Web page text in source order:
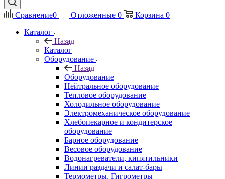
Сравнение0 Отложенные 0 Корзина 0
Каталог
Назад
Каталог
Оборудование
Назад
Оборудование
Нейтральное оборудование
Тепловое оборудование
Холодильное оборудование
Электромеханическое оборудование
Хлебопекарное и кондитерское
оборудование
Барное оборудование
Весовое оборудование
Водонагреватели, кипятильники
Линии раздачи и салат-бары
Термометры, Гигрометры